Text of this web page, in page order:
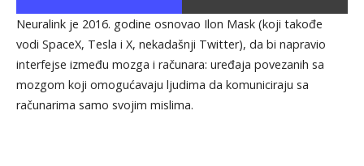
Neuralink je 2016. godine osnovao Ilon Mask (koji takođe
vodi SpaceX, Tesla i X, nekadašnji Twitter), da bi napravio
interfejse između mozga i računara: uređaja povezanih sa
mozgom koji omogućavaju ljudima da komuniciraju sa
računarima samo svojim mislima.